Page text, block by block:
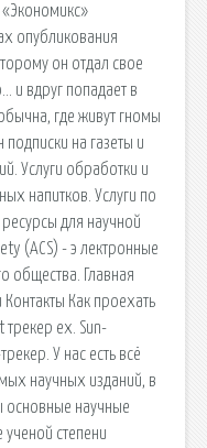
«Экономикс»
опубликования
он отдал свое
и вдруг попадает в
где живут гномы
на газеты и
Услуги обработки и
напитков. Услуги по
для научной
(ACS) - э лектронные
общества. Главная
Контакты Как проехать
ex. Sun-
У нас есть всё
научных изданий, в
основные научные
ученой степени